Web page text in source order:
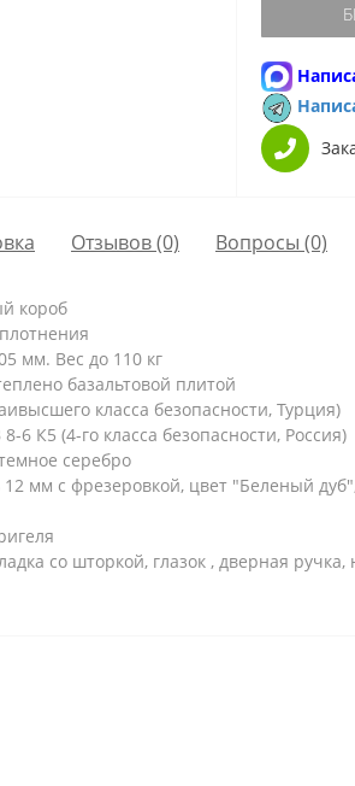
Отзывов (0) Вопросы (0)
короб
мм. Вес до 110 кг
базальтовой плитой
класса безопасности, Турция)
К5 (4-го класса безопасности, Россия)
серебро
мм с фрезеровкой, цвет "Беленый
со шторкой, глазок , дверная